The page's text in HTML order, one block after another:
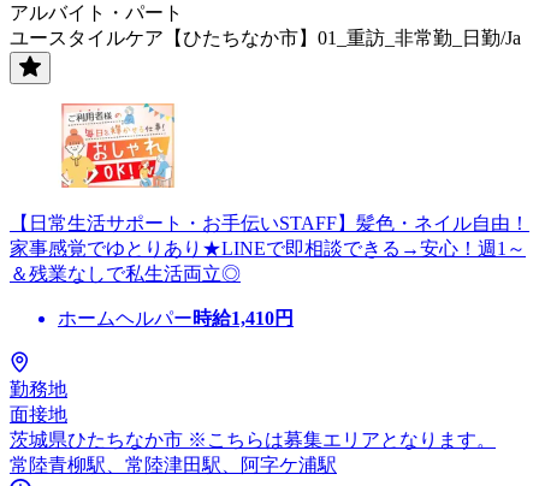
アルバイト・パート
ユースタイルケア【ひたちなか市】01_重訪_非常勤_日勤/Ja
【日常生活サポート・お手伝いSTAFF】髪色・ネイル自由！
家事感覚でゆとりあり★LINEで即相談できる→安心！週1～
＆残業なしで私生活両立◎
ホームヘルパー時給1,410円
勤務地
面接地
茨城県ひたちなか市 ※こちらは募集エリアとなります。
常陸青柳駅、常陸津田駅、阿字ケ浦駅